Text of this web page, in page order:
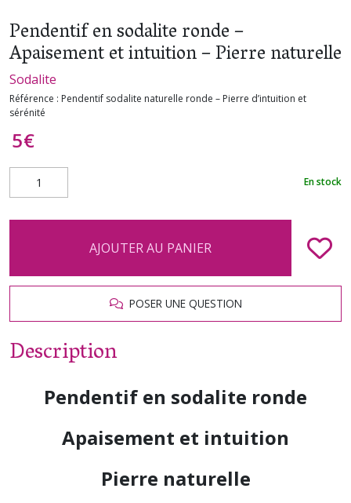
Pendentif en sodalite ronde –
Apaisement et intuition – Pierre naturelle
Sodalite
Référence : Pendentif sodalite naturelle ronde – Pierre d’intuition et
sérénité
5€
En stock
AJOUTER AU PANIER
POSER UNE QUESTION
Description
Pendentif en sodalite ronde
Apaisement et intuition
Pierre naturelle